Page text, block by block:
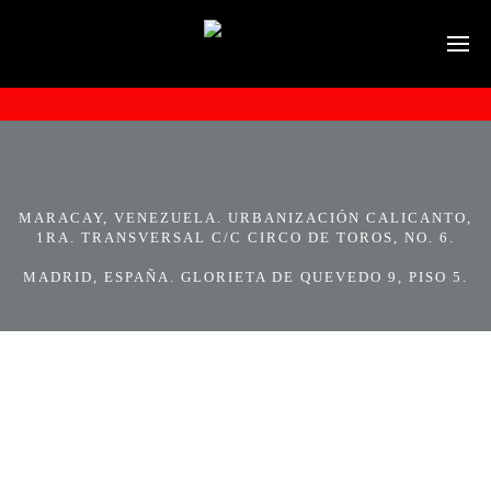
MARACAY, VENEZUELA. URBANIZACIÓN CALICANTO,
1RA. TRANSVERSAL C/C CIRCO DE TOROS, NO. 6.
MADRID, ESPAÑA. GLORIETA DE QUEVEDO 9, PISO 5.